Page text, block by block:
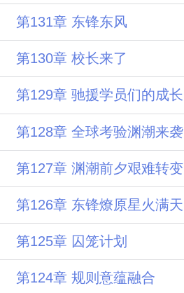
第131章 东锋东风
第130章 校长来了
第129章 驰援学员们的成长
第128章 全球考验渊潮来袭
第127章 渊潮前夕艰难转变
第126章 东锋燎原星火满天
第125章 囚笼计划
第124章 规则意蕴融合